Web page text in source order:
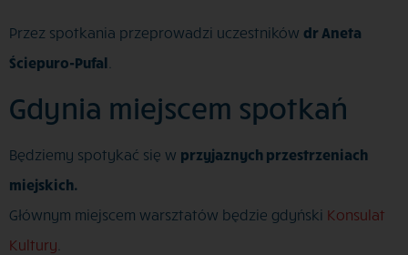
Przez spotkania przeprowadzi uczestników dr Aneta
Ściepuro-Pufal
Gdynia miejscem spotkań
Będziemy spotykać się w przyjaznych przestrzeniach
miejskich.
Głównym miejscem warsztatów będzie gdyński Konsulat
Kultury